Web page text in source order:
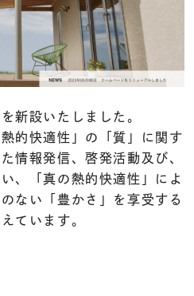
新設いたしました。
的快適性」の「質」に関す
情報発信、啓発活動及び、
、「真の熱的快適性」によ
ない「豊かさ」を享受する
ています。